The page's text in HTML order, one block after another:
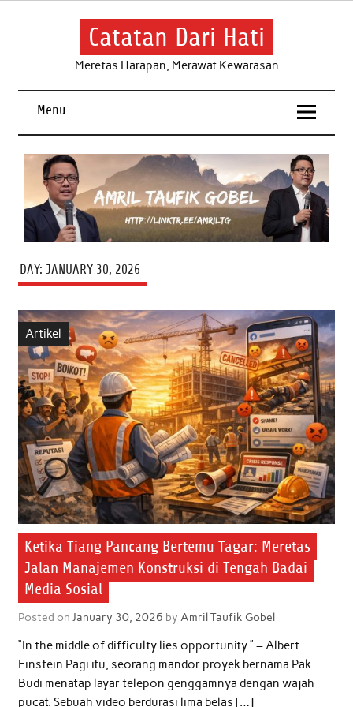
Skip
Catatan Dari Hati
Meretas Harapan, Merawat Kewarasan
Menu
DAY: JANUARY 30, 2026
Artikel
Ketika Tiang Pancang Bertemu Tagar: Meretas
Jalan Manajemen Konstruksi di Tengah Badai
Media Sosial
Posted on January 30, 2026 by Amril Taufik Gobel
“In the middle of difficulty lies opportunity.” – Albert
Einstein Pagi itu, seorang mandor proyek bernama Pak
Budi menatap layar telepon genggamnya dengan wajah
pucat. Sebuah video berdurasi lima belas […]